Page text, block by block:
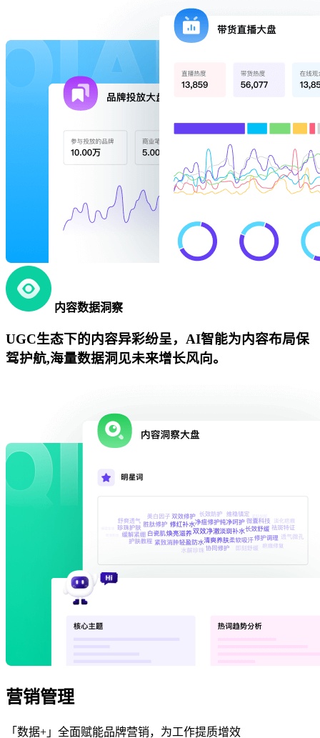
内容数据洞察
UGC生态下的内容异彩纷呈，AI智能为内容布局保
驾护航,海量数据洞见未来增长风向。
营销管理
「数据+」全面赋能品牌营销，为工作提质增效